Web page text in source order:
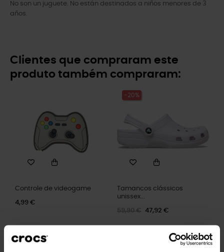
No son un juguete. No están destinados a niños menores de 3
años.
Clientes que compraram este
produto também compraram:
Controle de videogame
4,99 €
-20%
Tamancos clássicos
unissex...
59,90 € 47,92 €